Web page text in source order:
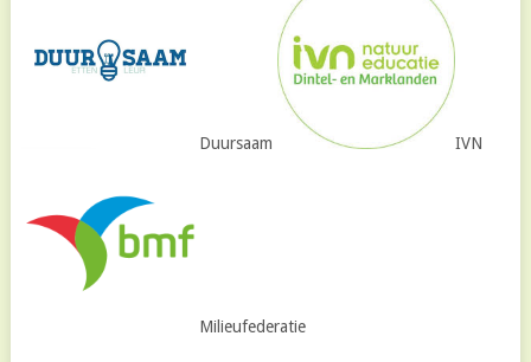
Duursaam IVN
Milieufederatie